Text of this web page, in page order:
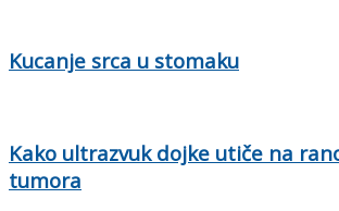
Kucanje srca u stomaku
Kako ultrazvuk dojke utiče na
tumora